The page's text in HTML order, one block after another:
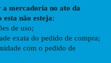
a mercadoria no ato da
esta não esteja:
de uso;
exata do pedido de compra;
com o pedido de